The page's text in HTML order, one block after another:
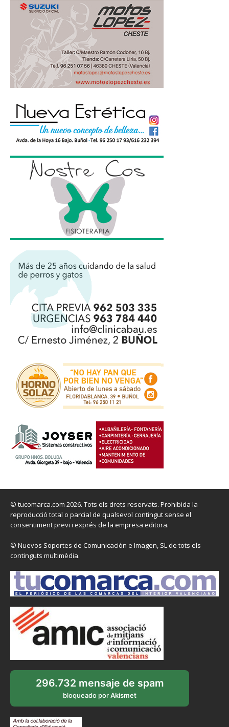
© tucomarca.com 2026. Tots els drets reservats. Prohibida la
reproducció total o parcial de qualsevol contingut sense el
consentiment previ i exprés de la empresa editora.
© Nuevos Soportes de Comunicación e Imagen, SL de tots els
continguts multimèdia.
296.732 mensaje de spam
bloqueado porAkismet